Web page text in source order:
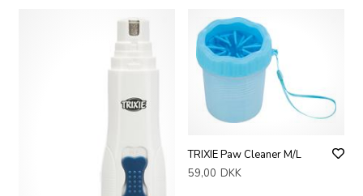
TRIXIE Paw Cleaner M/L
59,00 DKK